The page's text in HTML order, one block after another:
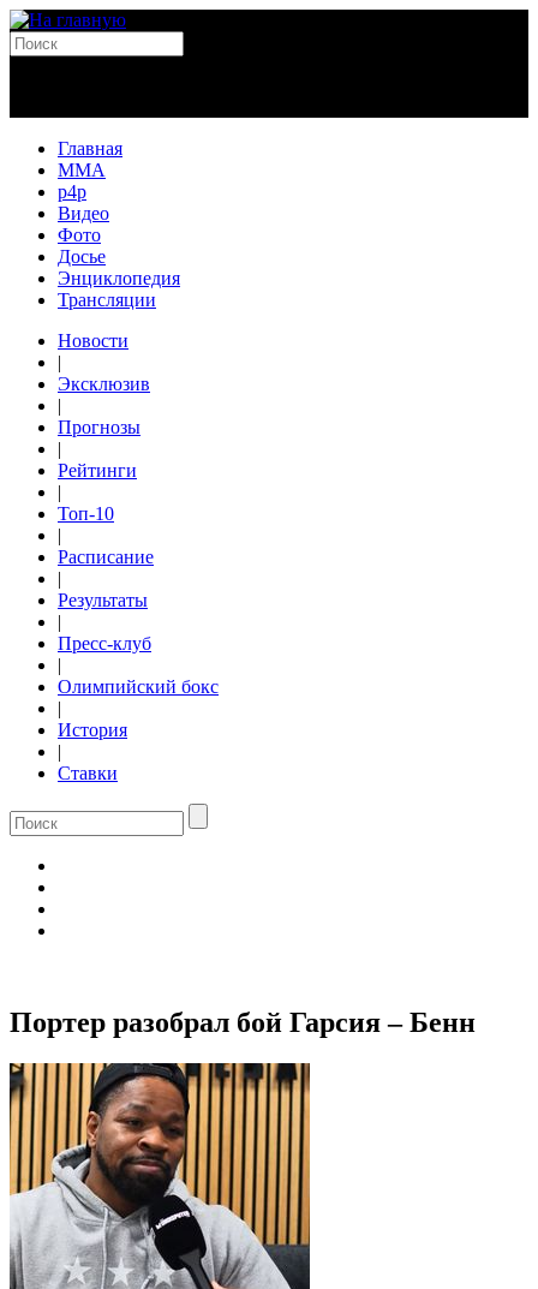
Главная
MMA
p4p
Видео
Фото
Досье
Энциклопедия
Трансляции
Новости
|
Эксклюзив
|
Прогнозы
|
Рейтинги
|
Топ-10
|
Расписание
|
Результаты
|
Пресс-клуб
|
Олимпийский бокс
|
История
|
Ставки
Портер разобрал бой Гарсия – Бенн